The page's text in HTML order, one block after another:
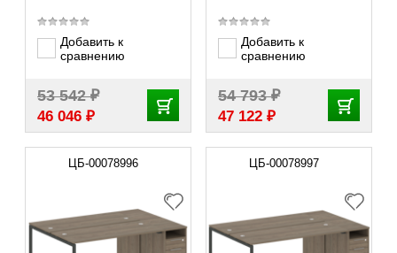
Добавить к
сравнению
53 542₽
46 046 ₽
Добавить к
сравнению
54 793₽
47 122 ₽
ЦБ-00078996 ЦБ-00078997